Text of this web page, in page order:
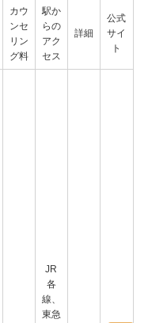
カウ
ンセ
リン
グ料
駅か
らの
アク
セス
詳細
公式
サイ
ト
JR
各
線、
東急